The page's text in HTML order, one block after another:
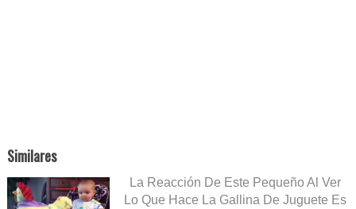
Similares
La Reacción De Este Pequeño Al Ver
Lo Que Hace La Gallina De Juguete Es